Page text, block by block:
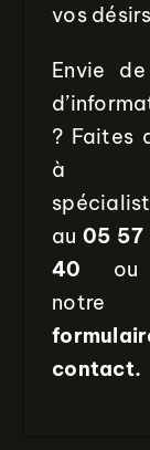
vos
Envie
? Faites
à
au05 57
40 ou
notre
contact.